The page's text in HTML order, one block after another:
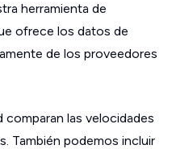
herramienta de
ofrece los datos de
de los proveedores
las velocidades
También podemos incluir